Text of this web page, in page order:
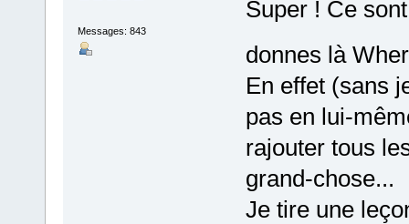
Messages: 843
Super ! Ce
donnes là
En effet (sans
pas en lui-
rajouter tous
grand-chose...
Je tire une